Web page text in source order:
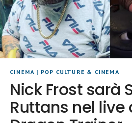
CINEMA | POP CULTURE & CINEMA
Nick Frost sarà
Ruttans nel live